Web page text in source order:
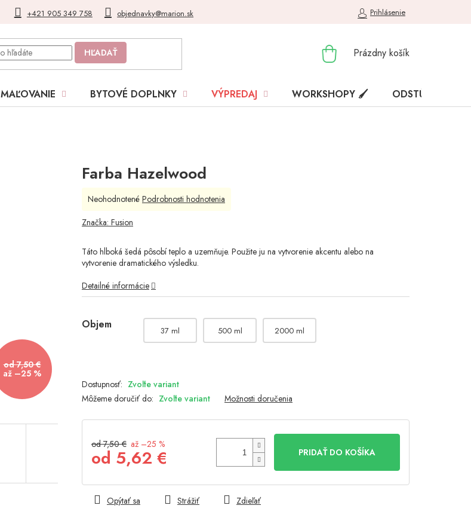
+421 905 349 758 objednavky@marion.sk
Blog Moja objednávka Prihlásenie
HĽADAŤ
NÁKUPNÝ
Prázdny košík
MAĽOVANIE BYTOVÉ DOPLNKY VÝPREDAJ WORKSHOPY 🖌️ ODSTÚPENIE
od 7,50 €
až –25 %
Farba Hazelwood
Objem 37 ml 500 ml 2000 ml
Zvoľte variant
Môžeme doručiť do: Zvoľte variant Možnosti doručenia
od 7,50 € až –25 %
od 5,62 €
cena:
PRIDAŤ DO KOŠÍKA
Táto hlboká šedá pôsobí teplo a uzemňuje. Použite ju na vytvorenie akcentu alebo na
vytvorenie dramatického výsledku.
Detailné informácie
Opýtať sa Strážiť Zdieľať
Priemerné
produktu
z
5
Neohodnotené Podrobnosti hodnotenia
Značka: Fusion